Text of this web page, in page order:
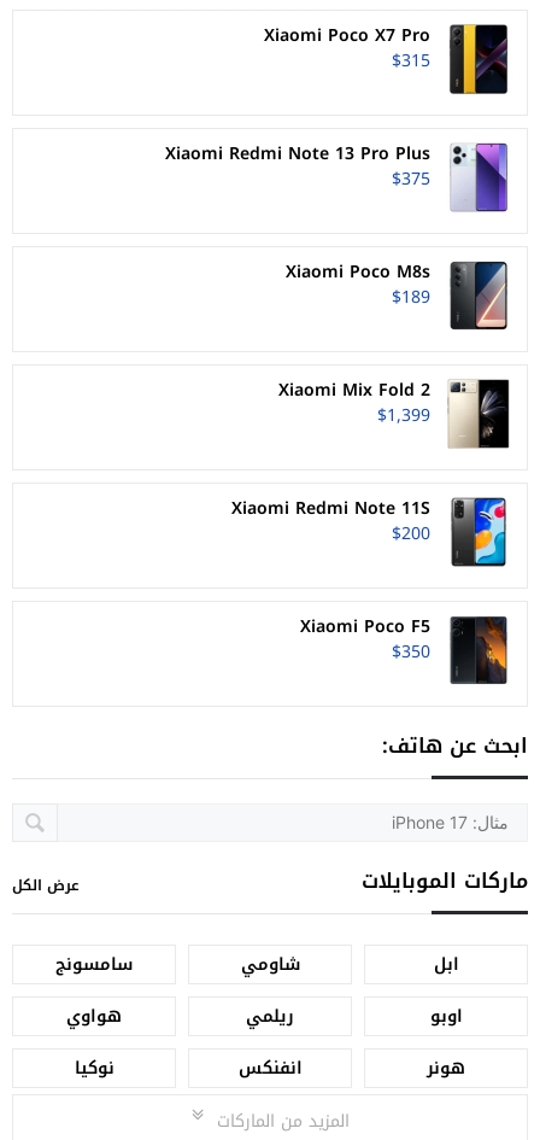
Xiaomi Poco X7 Pro
$315
Xiaomi Redmi Note 13 Pro Plus
$375
Xiaomi Poco M8s
$189
Xiaomi Mix Fold 2
$1,399
Xiaomi Redmi Note 11S
$200
Xiaomi Poco F5
$350
ابحث عن هاتف:
ماركات الموبايلات عرض الكل
ابل شاومي
سامسونج
اوبو
ريلمي
هواوي
هونر
انفنكس
نوكيا
المزيد من الماركات